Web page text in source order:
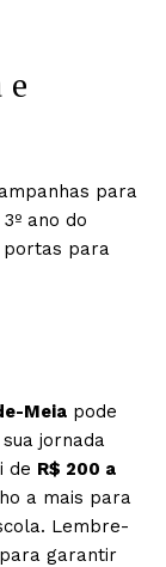
e
para
ano do
para
Meia pode
sua jornada
de R$ 200 a
a mais para
Lembre-
garantir